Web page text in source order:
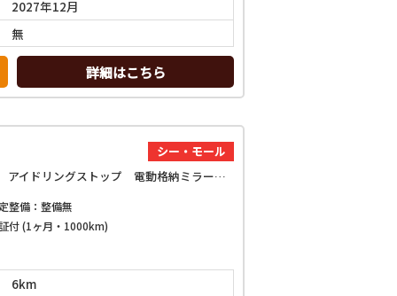
2027年12月
無
詳細はこちら
シー・モール
X 4WD バックカメラ クリアランスソナー 衝突被害軽減システム オートライト LEDヘッドランプ スマートキー アイドリングストップ 電動格納ミラー サンルーフ CVT 盗難防止システム ABS
整備：整備無
付 (1ヶ月・1000km)
6km